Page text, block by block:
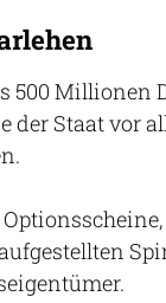
500 Millionen
Staat vor